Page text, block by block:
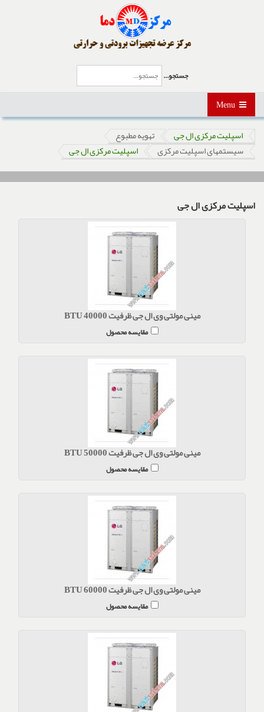
جستجو...
اسپلیت مرکزی ال جی
تهویه مطبوع
سیستمهای اسپلیت مرکزی
اسپلیت مرکزی ال جی
اسپلیت مرکزی ال جی
مینی مولتی وی ال جی ظرفیت BTU 40000
مقایسه محصول
مینی مولتی وی ال جی ظرفیت BTU 50000
مقایسه محصول
مینی مولتی وی ال جی ظرفیت BTU 60000
مقایسه محصول